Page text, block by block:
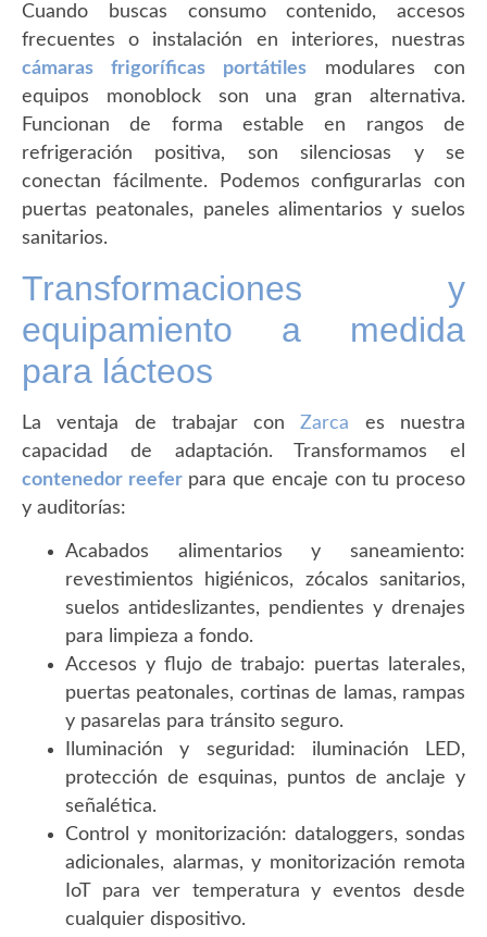
Cuando buscas consumo contenido, accesos
frecuentes o instalación en interiores, nuestras
cámaras frigoríficas portátiles modulares con
equipos monoblock son una gran alternativa.
Funcionan de forma estable en rangos de
refrigeración positiva, son silenciosas y se
conectan fácilmente. Podemos configurarlas con
puertas peatonales, paneles alimentarios y suelos
sanitarios.
Transformaciones y
equipamiento a medida
para lácteos
La ventaja de trabajar conZarca es nuestra
capacidad de adaptación. Transformamos el
contenedor reeferpara que encaje con tu proceso
y auditorías:
Acabados alimentarios y saneamiento:
revestimientos higiénicos, zócalos sanitarios,
suelos antideslizantes, pendientes y drenajes
para limpieza a fondo.
Accesos y flujo de trabajo: puertas laterales,
puertas peatonales, cortinas de lamas, rampas
y pasarelas para tránsito seguro.
Iluminación y seguridad: iluminación LED,
protección de esquinas, puntos de anclaje y
señalética.
Control y monitorización: dataloggers, sondas
adicionales, alarmas, y monitorización remota
IoT para ver temperatura y eventos desde
cualquier dispositivo.